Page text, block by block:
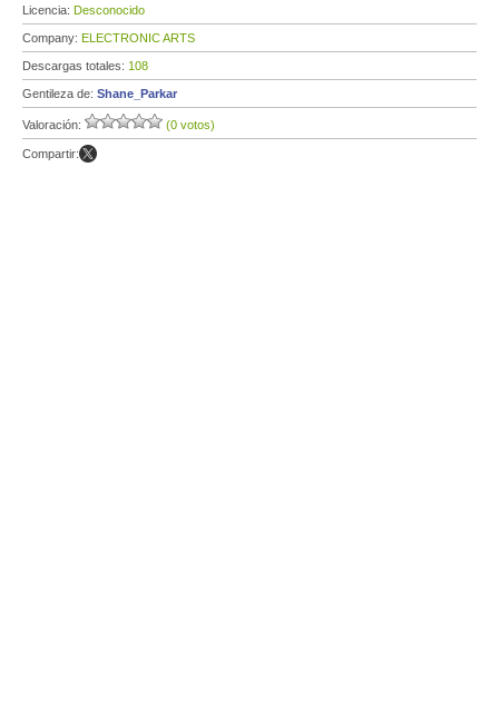
Licencia: Desconocido
Company: ELECTRONIC ARTS
Descargas totales: 108
Gentileza de: Shane_Parkar
Valoración: (0 votos)
Compartir: